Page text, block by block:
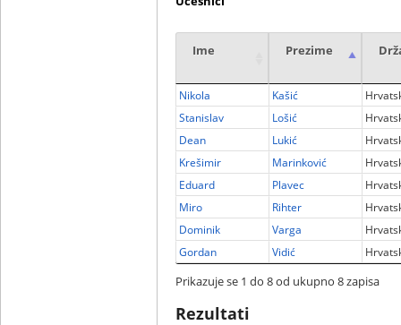
Ime Prezime
Nikola Kašić
Stanislav
Lošić
Dean
Lukić
Krešimir
Marinković
Eduard
Plavec
Miro
Rihter
Dominik
Varga
Gordan
Vidić
Prikazuje se 1 do 8 od ukupno 8 zapisa
Rezultati